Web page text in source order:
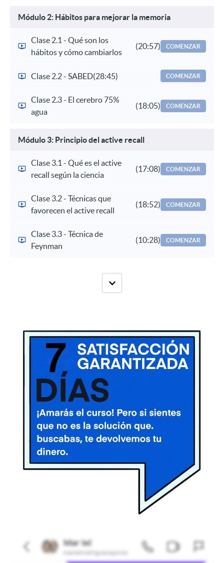
Módulo 2: Hábitos para mejorar la memoria
Clase 2.1 - Qué son los
hábitos y cómo cambiarlos
(20:57) COMENZAR
Clase 2.2 - SABED(28:45) COMENZAR
Clase 2.3 - El cerebro 75%
agua
(18:05) COMENZAR
Módulo 3: Principio del active recall
Clase 3.1 - Qué es el active
recall según la ciencia
(17:08) COMENZAR
Clase 3.2 - Técnicas que
favorecen el active recall
(18:52) COMENZAR
Clase 3.3 - Técnica de
Feynman
(10:28) COMENZAR